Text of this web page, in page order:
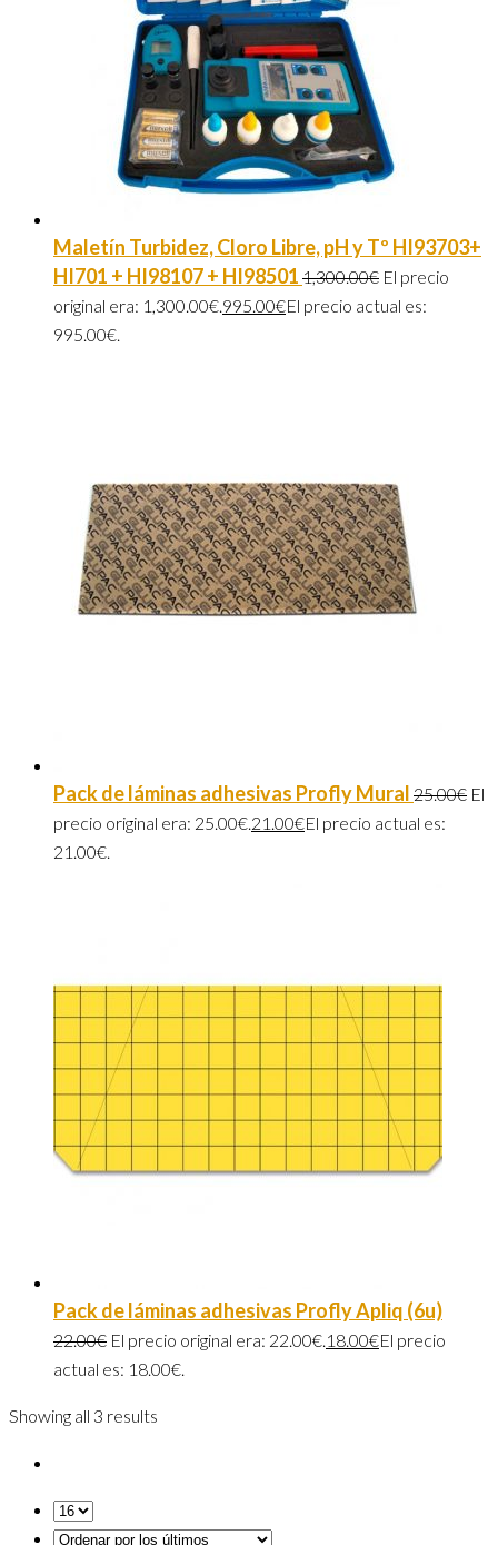
Maletín Turbidez, Cloro Libre, pH y Tº HI93703+
HI701 + HI98107 + HI98501 1,300.00€ El precio
original era: 1,300.00€.995.00€El precio actual es:
995.00€.
Pack de láminas adhesivas Profly Mural 25.00€ El
precio original era: 25.00€.21.00€El precio actual es:
21.00€.
Pack de láminas adhesivas Profly Apliq (6u)
22.00€ El precio original era: 22.00€.18.00€El precio
actual es: 18.00€.
Showing all 3 results